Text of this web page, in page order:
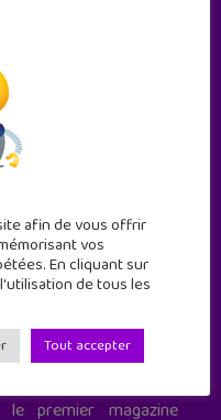
!
de culture numérique
le premier magazine
afin de vous offrir
vos
En cliquant sur
de tous les
Tout accepter